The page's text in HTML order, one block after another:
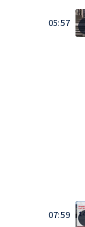
05:57
07:59